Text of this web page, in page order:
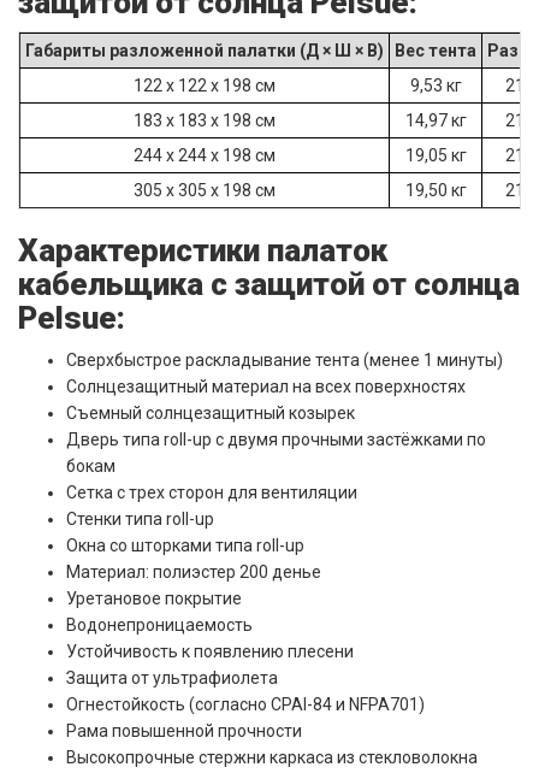
Габариты разложенной палатки (Д × Ш × В) Вес тента
122 x 122 x 198 см
9,53 кг
21
183 x 183 x 198 см
14,97 кг
21
244 x 244 x 198 см
19,05 кг
21
305 x 305 x 198 см
19,50 кг 21
Характеристики палаток
кабельщика с защитой от солнца
Pelsue:
Сверхбыстрое раскладывание тента (менее 1 минуты)
Солнцезащитный материал на всех поверхностях
Съемный солнцезащитный козырек
Дверь типа roll-up с двумя прочными застёжками по
бокам
Сетка с трех сторон для вентиляции
Стенки типа roll-up
Окна со шторками типа roll-up
Материал: полиэстер 200 денье
Уретановое покрытие
Водонепроницаемость
Устойчивость к появлению плесени
Защита от ультрафиолета
Огнестойкость (согласно CPAI-84 и NFPA701)
Рама повышенной прочности
Высокопрочные стержни каркаса из стекловолокна